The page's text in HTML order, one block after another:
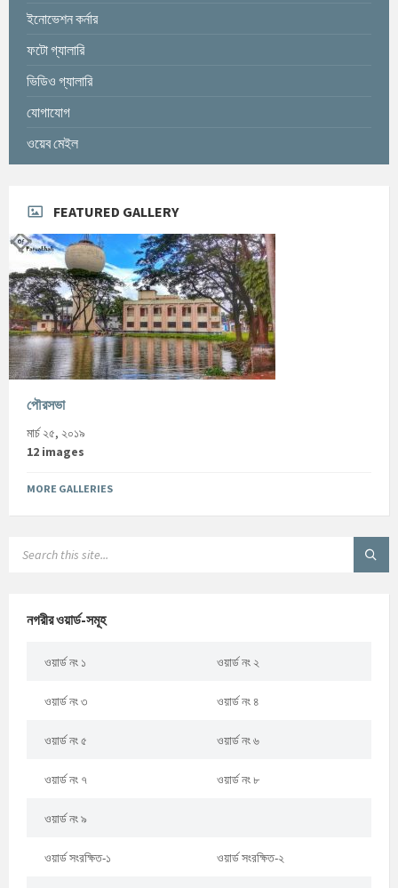
ইনোভেশন কর্নার
ফটো গ্যালারি
ভিডিও গ্যালারি
যোগাযোগ
ওয়েব মেইল
FEATURED GALLERY
পৌরসভা
মার্চ ২৫, ২০১৯
12 images
MORE GALLERIES
নগরীর ওয়ার্ড-সমূহ
ওয়ার্ড নং ১ ওয়ার্ড নং ২
ওয়ার্ড নং ৩ ওয়ার্ড নং ৪
ওয়ার্ড নং ৫ ওয়ার্ড নং ৬
ওয়ার্ড নং ৭ ওয়ার্ড নং ৮
ওয়ার্ড নং ৯
ওয়ার্ড সংরক্ষিত-১ ওয়ার্ড সংরক্ষিত-২